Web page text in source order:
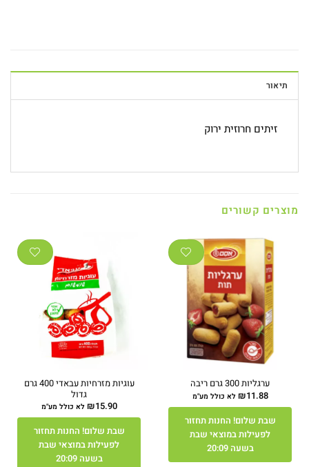
תיאור
זיתים חרוזית ירוק
מוצרים קשורים
ערגליות 300 גרם ריבה
₪11.88 לא כולל מע"מ
שבת שלום! החנות תחזור
לפעילות במוצאי שבת
בשעה 20:09
עוגיות מזרחיות עבאדי 400 גרם
גדול
₪15.90 לא כולל מע"מ
שבת שלום! החנות תחזור
לפעילות במוצאי שבת
בשעה 20:09